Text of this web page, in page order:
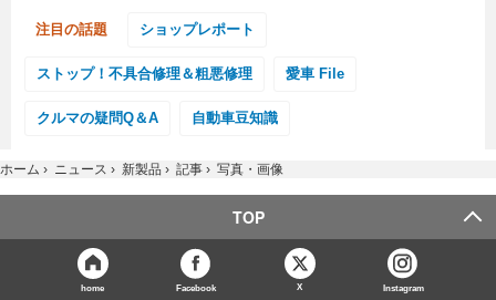
注目の話題 ショップレポート
ストップ！不具合修理＆粗悪修理 愛車 File
クルマの疑問Q＆A 自動車豆知識
ホーム › ニュース › 新製品 › 記事 › 写真・画像
TOP
home Facebook X Instagram